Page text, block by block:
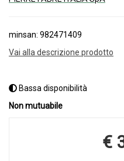
minsan: 982471409
Vai alla descrizione prodotto
Bassa disponibilità
Non mutuabile
€